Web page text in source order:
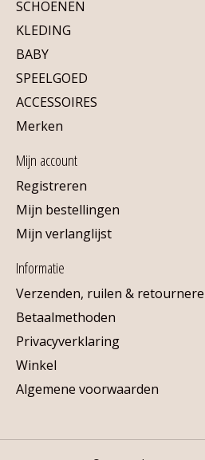
SCHOENEN
KLEDING
BABY
SPEELGOED
ACCESSOIRES
Merken
Mijn account
Registreren
Mijn bestellingen
Mijn verlanglijst
Informatie
Verzenden, ruilen &
Betaalmethoden
Privacyverklaring
Winkel
Algemene voorwaarden